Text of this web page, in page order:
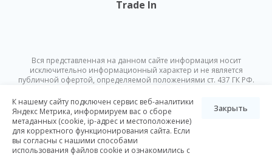
Trade In
Вся представленная на данном сайте информация носит
исключительно информационный характер и не является
публичной офертой, определяемой положениями ст. 437 ГК РФ.
изменена в любое время без предварительного уведомления.
© Nikoliers 2026
Положение об обработке персональных данных
К нашему сайту подключен сервис веб-аналитики
Яндекс Метрика, информируем вас о сборе
метаданных (cookie, ip-адрес и местоположение)
для корректного функционирования сайта. Если
вы согласны с нашими способами
использования файлов cookie и ознакомились с
Закрыть